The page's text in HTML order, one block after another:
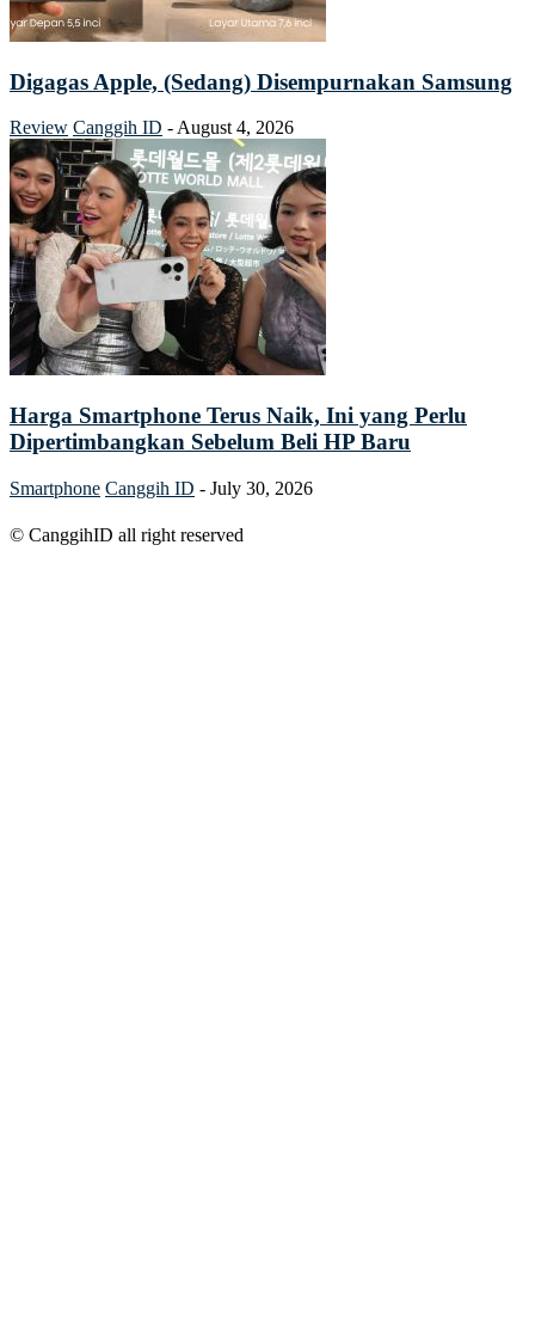
Digagas Apple, (Sedang) Disempurnakan Samsung
Review Canggih ID - August 4, 2026
Harga Smartphone Terus Naik, Ini yang Perlu
Dipertimbangkan Sebelum Beli HP Baru
Smartphone Canggih ID - July 30, 2026
© CanggihID all right reserved